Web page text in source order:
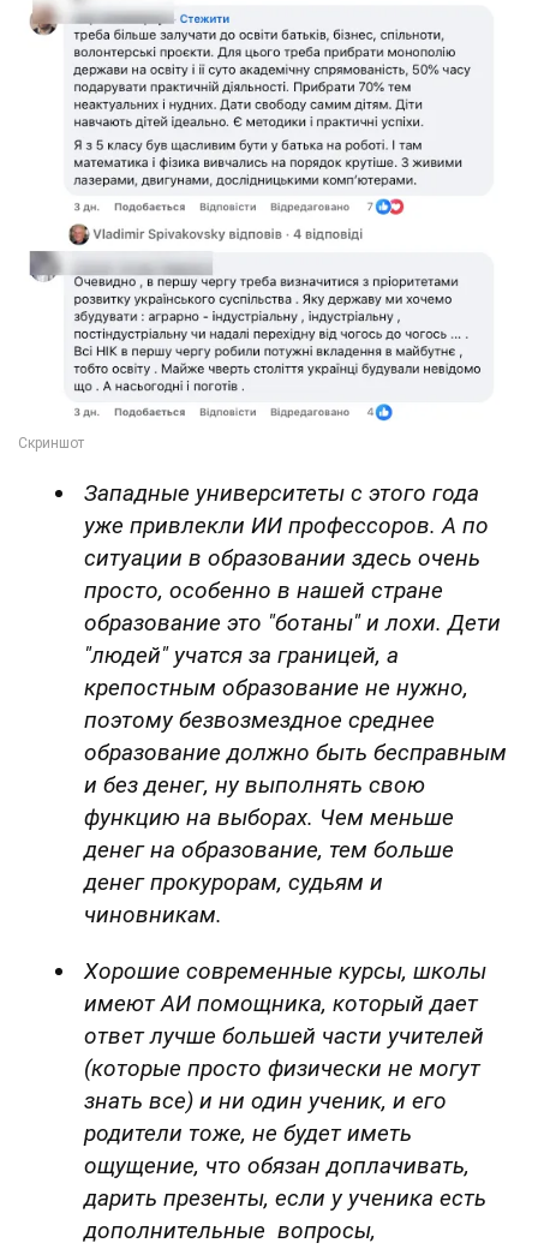
Западные университеты с этого года
уже привлекли ИИ профессоров. А по
ситуации в образовании здесь очень
просто, особенно в нашей стране
образование это "ботаны" и лохи. Дети
"людей" учатся за границей, а
крепостным образование не нужно,
поэтому безвозмездное среднее
образование должно быть бесправным
и без денег, ну выполнять свою
функцию на выборах. Чем меньше
денег на образование, тем больше
денег прокурорам, судьям и
чиновникам.
Хорошие современные курсы, школы
имеют АИ помощника, который дает
ответ лучше большей части учителей
(которые просто физически не могут
знать все) и ни один ученик, и его
родители тоже, не будет иметь
ощущение, что обязан доплачивать,
дарить презенты, если у ученика есть
дополнительные вопросы,